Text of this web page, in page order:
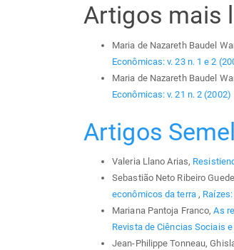
Artigos mais
Maria de Nazareth Baudel
Econômicas: v. 23 n. 1 e 2
Maria de Nazareth Baudel
Econômicas: v. 21 n. 2 (2002)
Artigos
Valeria Llano Arias,
Sebastião Neto Ribeiro
econômicos da terra ,
Mariana Pantoja Franco,As
Revista de Ciências Sociais
Jean-Philippe Tonneau,